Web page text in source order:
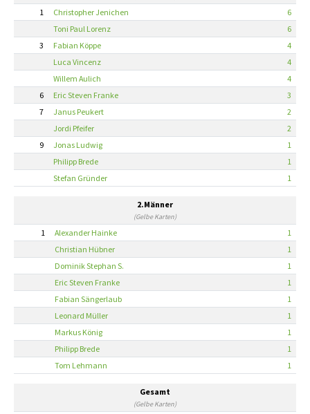
1 Christopher Jenichen
6
Toni Paul Lorenz
6
3
Fabian Köppe
4
Luca Vincenz
4
Willem Aulich
4
6
Eric Steven Franke
3
7
Janus Peukert
2
Jordi Pfeifer
2
9
Jonas Ludwig
1
Philipp Brede
1
Stefan Gründer
1
2.Männer
(Gelbe Karten)
1 Alexander Hainke
1
Christian Hübner
1
Dominik Stephan S.
1
Eric Steven Franke
1
Fabian Sängerlaub
1
Leonard Müller
1
Markus König
1
Philipp Brede
1
Tom Lehmann
1
Gesamt
(Gelbe Karten)